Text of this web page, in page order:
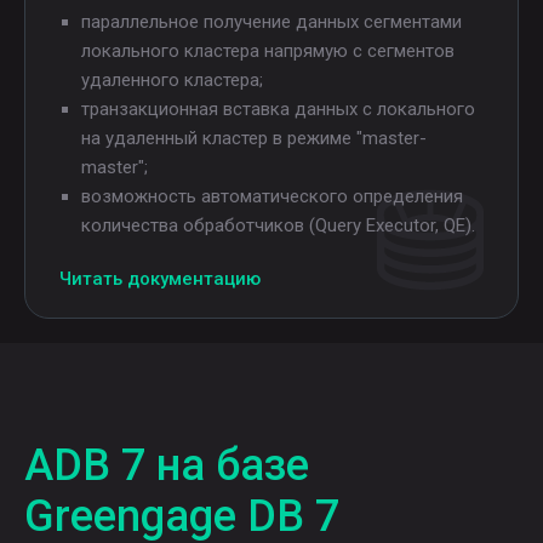
параллельное получение данных сегментами
локального кластера напрямую с сегментов
удаленного кластера;
транзакционная вставка данных с локального
на удаленный кластер в режиме "master-
master";
возможность автоматического определения
количества обработчиков (Query Executor, QE).
Читать документацию
ADB 7 на базе
Greengage DB 7